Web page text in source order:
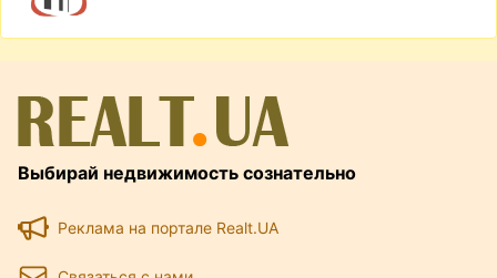
Выбирай недвижимость сознательно
Реклама на портале Realt.UA